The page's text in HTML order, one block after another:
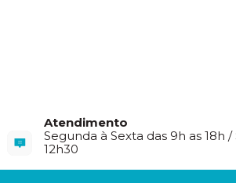
Atendimento
Segunda à Sexta das 9h as 18h
12h30